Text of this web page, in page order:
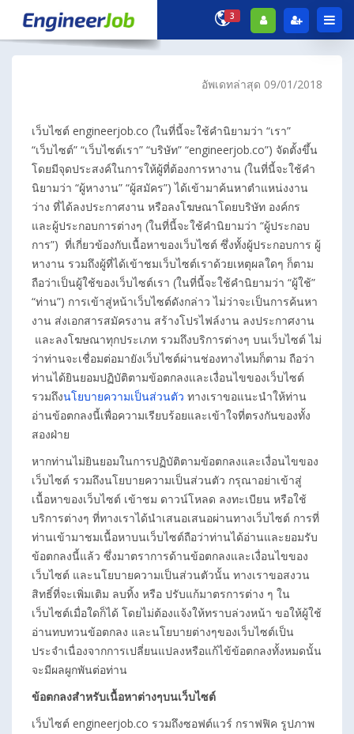
3
อัพเดทล่าสุด 09/01/2018
เว็บไซต์ engineerjob.co (ในที่นี้จะใช้คำนิยามว่า “เรา”
“เว็บไซต์” “เว็บไซต์เรา” “บริษัท” “engineerjob.co”) จัดตั้งขึ้น
โดยมีจุดประสงค์ในการให้ผู้ที่ต้องการหางาน (ในที่นี้จะใช้คำ
นิยามว่า “ผู้หางาน” “ผู้สมัคร”) ได้เข้ามาค้นหาตำแหน่งงาน
ว่าง ที่ได้ลงประกาศงาน หรือลงโฆษณาโดยบริษัท องค์กร
และผู้ประกอบการต่างๆ (ในที่นี้จะใช้คำนิยามว่า “ผู้ประกอบ
การ”) ที่เกี่ยวข้องกับเนื้อหาของเว็บไซต์ ซึ่งทั้งผู้ประกอบการ ผู้
หางาน รวมถึงผู้ที่ได้เข้าชมเว็บไซต์เราด้วยเหตุผลใดๆ ก็ตาม
ถือว่าเป็นผู้ใช้ของเว็บไซต์เรา (ในที่นี้จะใช้คำนิยามว่า “ผู้ใช้”
“ท่าน”) การเข้าสู่หน้าเว็บไซต์ดังกล่าว ไม่ว่าจะเป็นการค้นหา
งาน ส่งเอกสารสมัครงาน สร้างโปรไฟล์งาน ลงประกาศงาน
และลงโฆษณาทุกประเภท รวมถึงบริการต่างๆ บนเว็บไซต์ ไม่
ว่าท่านจะเชื่อมต่อมายังเว็บไซต์ผ่านช่องทางไหมก็ตาม ถือว่า
ท่านได้ยินยอมปฏิบัติตามข้อตกลงและเงื่อนไขของเว็บไซต์
รวมถึงนโยบายความเป็นส่วนตัว ทางเราขอแนะนำให้ท่าน
อ่านข้อตกลงนี้เพื่อความเรียบร้อยและเข้าใจที่ตรงกันของทั้ง
สองฝ่าย
หากท่านไม่ยินยอมในการปฏิบัติตามข้อตกลงและเงื่อนไขของ
เว็บไซต์ รวมถึงนโยบายความเป็นส่วนตัว กรุณาอย่าเข้าสู่
เนื้อหาของเว็บไซต์ เข้าชม ดาวน์โหลด ลงทะเบียน หรือใช้
บริการต่างๆ ที่ทางเราได้นำเสนอเสนอผ่านทางเว็บไซต์ การที่
ท่านเข้ามาชมเนื้อหาบนเว็บไซต์ถือว่าท่านได้อ่านและยอมรับ
ข้อตกลงนี้แล้ว ซึ่งมาตราการด้านข้อตกลงและเงื่อนไขของ
เว็บไซต์ และนโยบายความเป็นส่วนตัวนั้น ทางเราขอสงวน
สิทธิ์ที่จะเพิ่มเติม ลบทิ้ง หรือ ปรับแก้มาตรการต่าง ๆ ใน
เว็บไซต์เมื่อใดก็ได้ โดยไม่ต้องแจ้งให้ทราบล่วงหน้า ขอให้ผู้ใช้
อ่านทบทวนข้อตกลง และนโยบายต่างๆของเว็บไซต์เป็น
ประจำเนื่องจากการเปลี่ยนแปลงหรือแก้ไข้ข้อตกลงทั้งหมดนั้น
จะมีผลผูกพันต่อท่าน
ข้อตกลงสำหรับเนื้อหาต่างๆบนเว็บไซต์
เว็บไซต์ engineerjob.co รวมถึงซอฟต์แวร์ กราฟฟิค รูปภาพ